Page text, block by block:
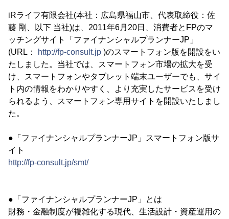
iRライフ有限会社(本社：広島県福山市、代表取締役：佐
藤 剛、以下 当社)は、2011年6月20日、消費者とFPのマ
ッチングサイト「ファイナンシャルプランナーJP」
(URL：
http://fp-consult.jp )のスマートフォン版を開設をい
たしました。当社では、スマートフォン市場の拡大を受
け、スマートフォンやタブレット端末ユーザーでも、サイ
ト内の情報をわかりやすく、より充実したサービスを受け
られるよう、スマートフォン専用サイトを開設いたしまし
た。
●「ファイナンシャルプランナーJP」スマートフォン版サ
イト
http://fp-consult.jp/smt/
●「ファイナンシャルプランナーJP」とは
財務・金融制度が複雑化する現代、生活設計・資産運用の